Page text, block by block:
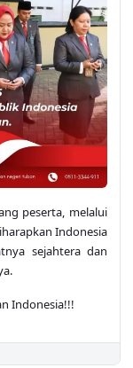
peserta, melalui
Indonesia
sejahtera dan
Indonesia!!!